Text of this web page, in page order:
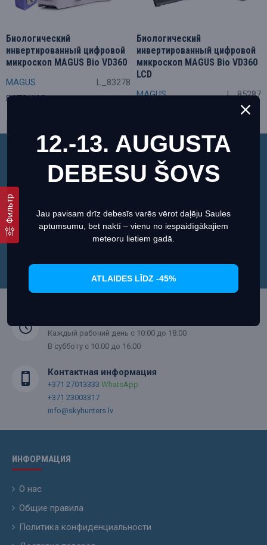
Этот веб-сайт использует файлы cookie, чтобы
обеспечить вам максимально эффективное
Согласиться
MAGUS L_83278
Биологический
инвертированный цифровой
микроскоп MAGUS Bio VD360
8179.44€ MAGUS L_85287
Биологический
инвертированный цифровой
микроскоп MAGUS Bio VD360
LCD
Фильтр
Senču iela 2, Rīga, LV-1012 Latvia
Бесплатная парковка рядом с магазином.
Каждый рабочий день с 10:00 до 18:00
В субботу с 10:00 до 16:00
Контактная информация
+371 27013333 WhatsApp
+371 23003317
info@skyhunters.lv
ИНФОРМАЦИЯ
О нас
Общие правила
Политика конфиденциальности
12.-13. AUGUSTA
DEBESU ŠOVS
Jau pavisam drīz debesīs varēs vērot daļēju Saules
aptumsumu, bet naktī – vienu no iespaidīgākajiem
meteoru lietiem gadā.
ATLAIDES LĪDZ -45%